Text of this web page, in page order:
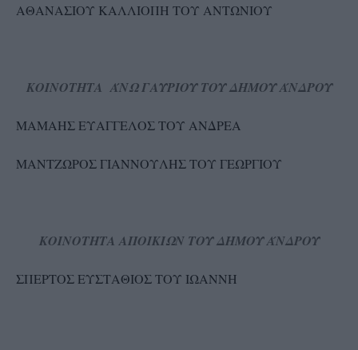
ΑΘΑΝΑΣΙΟΥ ΚΑΛΛΙΟΠΗ ΤΟΥ ΑΝΤΩΝΙΟΥ
ΚΟΙΝΟΤΗΤΑ ΆΝΩ ΓΑΥΡΙΟΥ ΤΟΥ ΔΗΜΟΥ ΆΝΔΡΟΥ
ΜΑΜΑΗΣ ΕΥΑΓΓΕΛΟΣ ΤΟΥ ΑΝΔΡΕΑ
ΜΑΝΤΖΩΡΟΣ ΓΙΑΝΝΟΥΛΗΣ ΤΟΥ ΓΕΩΡΓΙΟΥ
ΚΟΙΝΟΤΗΤΑ ΑΠΟΙΚΙΩΝ ΤΟΥ ΔΗΜΟΥ ΆΝΔΡΟΥ
ΣΠΕΡΤΟΣ ΕΥΣΤΑΘΙΟΣ ΤΟΥ ΙΩΑΝΝΗ